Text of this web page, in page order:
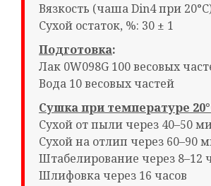
Вязкость (чаша Din4 при
Сухой остаток, %: 30 ± 1
Подготовка:
Лак 0W098G 100 весовых
Вода 10 весовых частей
Сушка при температуре
Сухой от пыли через 40–50
Сухой на отлип через 60–90
Штабелирование через 8–12
Шлифовка через 16 часов